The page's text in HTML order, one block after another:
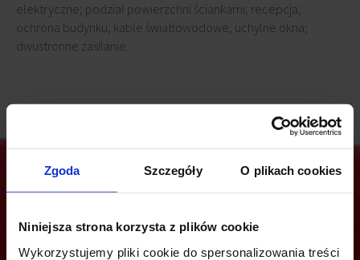
Zgoda Szczegóły O plikach cookies
Niniejsza strona korzysta z plików cookie
Wykorzystujemy pliki cookie do spersonalizowania treści
elektryczne; podział powierzchni ściankami; recepcja;
ochrona budynku; kable światłowodowe; uchylne okna;
dwustronne zasilanie.
Jesteś zainteresowany tą ofertą?